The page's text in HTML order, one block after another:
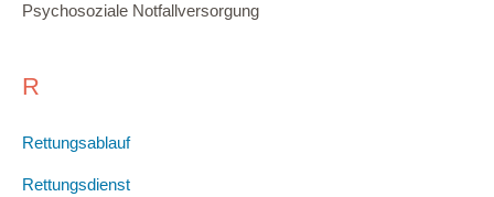
Psychosoziale Notfallversorgung
R
Rettungsablauf
Rettungsdienst